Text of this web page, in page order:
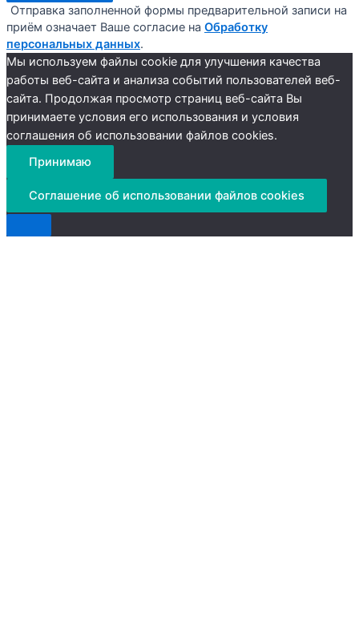
Отправка заполненной формы предварительной записи на
приём означает Ваше согласие на Обработку
персональных данных.
Мы используем файлы cookie для улучшения качества
работы веб-сайта и анализа событий пользователей веб-
сайта. Продолжая просмотр страниц веб-сайта Вы
принимаете условия его использования и условия
соглашения об использовании файлов cookies.
Принимаю
Соглашение об использовании файлов cookies